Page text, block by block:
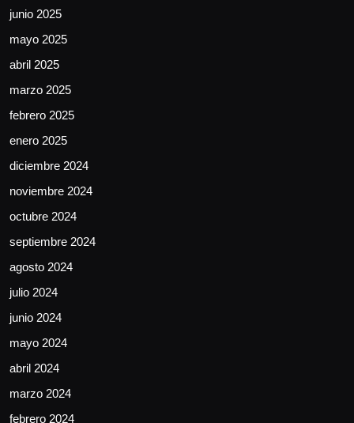
junio 2025
mayo 2025
abril 2025
marzo 2025
febrero 2025
enero 2025
diciembre 2024
noviembre 2024
octubre 2024
septiembre 2024
agosto 2024
julio 2024
junio 2024
mayo 2024
abril 2024
marzo 2024
febrero 2024